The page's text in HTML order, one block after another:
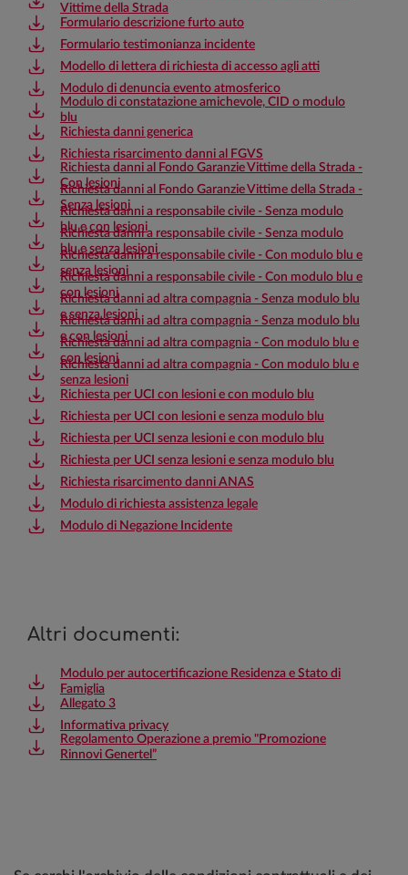
Vittime della Strada
Formulario descrizione furto auto
Formulario testimonianza incidente
Modello di lettera di richiesta di accesso agli atti
Modulo di denuncia evento atmosferico
Modulo di constatazione amichevole, CID o modulo
blu
Richiesta danni generica
Richiesta risarcimento danni al FGVS
Richiesta danni al Fondo Garanzie Vittime della Strada -
Con lesioni
Richiesta danni al Fondo Garanzie Vittime della Strada -
Senza lesioni
Richiesta danni a responsabile civile - Senza modulo
blu e con lesioni
Richiesta danni a responsabile civile - Senza modulo
blu e senza lesioni
Richiesta danni a responsabile civile - Con modulo blu e
senza lesioni
Richiesta danni a responsabile civile - Con modulo blu e
con lesioni
Richiesta danni ad altra compagnia - Senza modulo blu
e senza lesioni
Richiesta danni ad altra compagnia - Senza modulo blu
e con lesioni
Richiesta danni ad altra compagnia - Con modulo blu e
con lesioni
Richiesta danni ad altra compagnia - Con modulo blu e
senza lesioni
Richiesta per UCI con lesioni e con modulo blu
Richiesta per UCI con lesioni e senza modulo blu
Richiesta per UCI senza lesioni e con modulo blu
Richiesta per UCI senza lesioni e senza modulo blu
Richiesta risarcimento danni ANAS
Modulo di richiesta assistenza legale
Modulo di Negazione Incidente
Altri documenti:
Modulo per autocertificazione Residenza e Stato di
Famiglia
Allegato 3
Informativa privacy
Regolamento Operazione a premio "Promozione
Rinnovi Genertel”